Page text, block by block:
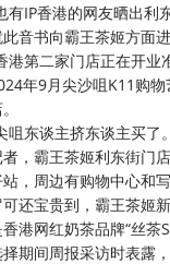
有IP香港的网友晒出利
音书向霸王茶姬方面
港第二家门店正在开业
年9月尖沙咀K11购
咀东谈主挤东谈主买了
，霸王茶姬利东街门
，周边有购物中心和
还宝贵到，霸王茶姬
港网红奶茶品牌“丝茶
期间周报采访时表露